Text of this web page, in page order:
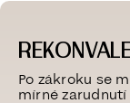
Po zákroku se
mírné